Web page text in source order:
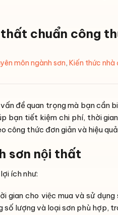
chuẩn công
môn ngành sơn, Kiến thức nhà
đề quan trọng mà bạn cần
bạn tiết kiệm chi phí, thời
công thức đơn giản và hiệu
sơn nội thất
ích như:
gian cho việc mua và sử
số lượng và loại sơn phù hợp,